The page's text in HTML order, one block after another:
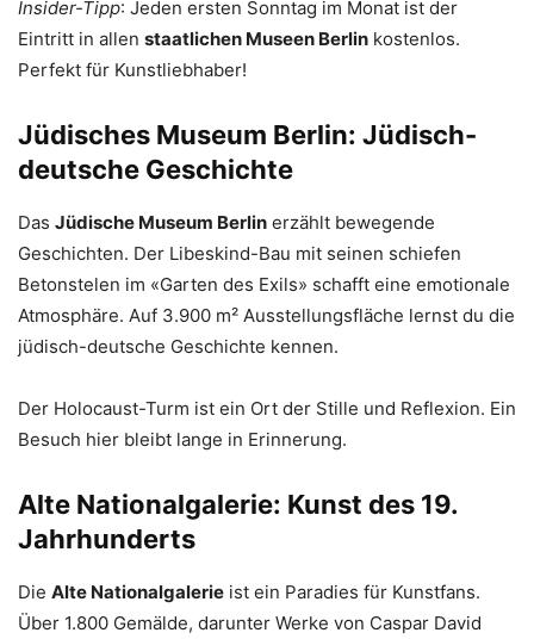
Insider-Tipp: Jeden ersten Sonntag im Monat ist der
Eintritt in allen staatlichen Museen Berlin kostenlos.
Perfekt für Kunstliebhaber!
Jüdisches Museum Berlin: Jüdisch-
deutsche Geschichte
Das Jüdische Museum Berlin erzählt bewegende
Geschichten. Der Libeskind-Bau mit seinen schiefen
Betonstelen im «Garten des Exils» schafft eine emotionale
Atmosphäre. Auf 3.900 m² Ausstellungsfläche lernst du die
jüdisch-deutsche Geschichte kennen.
Der Holocaust-Turm ist ein Ort der Stille und Reflexion. Ein
Besuch hier bleibt lange in Erinnerung.
Alte Nationalgalerie: Kunst des 19.
Jahrhunderts
Die Alte Nationalgalerie ist ein Paradies für Kunstfans.
Über 1.800 Gemälde, darunter Werke von Caspar David